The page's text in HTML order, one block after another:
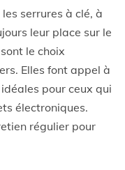
serrures à clé, à
leur place sur le
le choix
Elles font appel à
pour ceux qui
électroniques.
régulier pour